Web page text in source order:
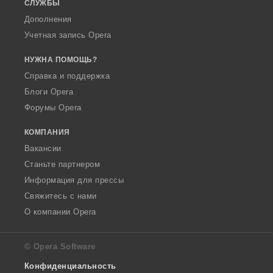
СЛУЖБЫ
Дополнения
Учетная запись Opera
НУЖНА ПОМОЩЬ?
Справка и поддержка
Блоги Opera
Форумы Opera
КОМПАНИЯ
Вакансии
Станьте партнером
Информация для прессы
Свяжитесь с нами
О компании Opera
© Opera Software
Конфиденциальность